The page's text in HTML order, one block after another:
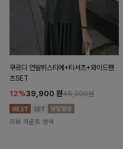
쿠르디 언발뷔스티에+티셔츠+와이드팬
츠SET
12%39,900 원45,300원
리뷰 카운트 영역